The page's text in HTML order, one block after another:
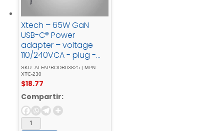
Xtech – 65W GaN
USB-C® Power
adapter – voltage
110/240VCA - plug -
NEMA - 1-15P - 5.9ft -
XTC-230
SKU: ALFAPRODR03825 | MPN:
XTC-230
$18.77
Compartir: